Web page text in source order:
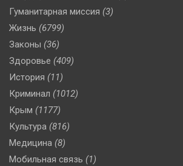
Гуманитарная миссия (3)
Жизнь (6799)
Законы (36)
Здоровье (409)
История (11)
Криминал (1012)
Крым (1177)
Культура (816)
Медицина (8)
Мобильная связь (1)